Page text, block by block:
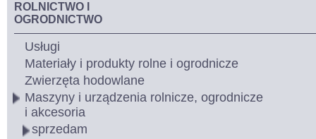
ROLNICTWO I
OGRODNICTWO
Usługi
Materiały i produkty rolne i ogrodnicze
Zwierzęta hodowlane
Maszyny i urządzenia rolnicze, ogrodnicze
i akcesoria
sprzedam